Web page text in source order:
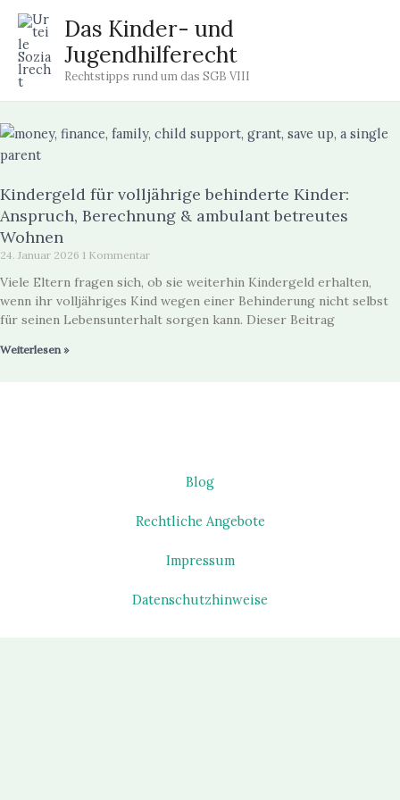
Zum
Inhalt
springen
Das Kinder- und
Jugendhilferecht
Rechtstipps rund um das SGB VIII
Kindergeld für volljährige behinderte Kinder:
Anspruch, Berechnung & ambulant betreutes
Wohnen
24. Januar 2026 1 Kommentar
Viele Eltern fragen sich, ob sie weiterhin Kindergeld erhalten,
wenn ihr volljähriges Kind wegen einer Behinderung nicht selbst
für seinen Lebensunterhalt sorgen kann. Dieser Beitrag
Weiterlesen »
Blog
Rechtliche Angebote
Impressum
Datenschutzhinweise